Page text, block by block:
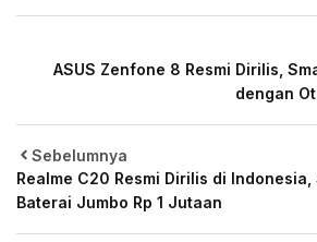
Sebelumnya
Realme C20 Resmi Dirilis di
Baterai Jumbo Rp 1 Jutaan
ASUS Zenfone 8 Resmi Dirilis,
dengan